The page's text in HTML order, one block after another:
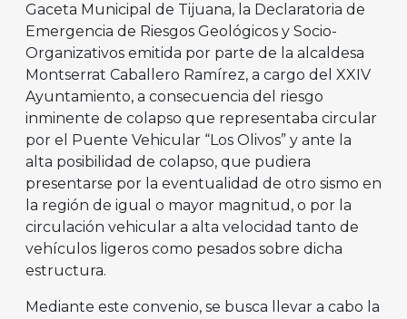
Gaceta Municipal de Tijuana, la Declaratoria de
Emergencia de Riesgos Geológicos y Socio-
Organizativos emitida por parte de la alcaldesa
Montserrat Caballero Ramírez, a cargo del XXIV
Ayuntamiento, a consecuencia del riesgo
inminente de colapso que representaba circular
por el Puente Vehicular “Los Olivos” y ante la
alta posibilidad de colapso, que pudiera
presentarse por la eventualidad de otro sismo en
la región de igual o mayor magnitud, o por la
circulación vehicular a alta velocidad tanto de
vehículos ligeros como pesados sobre dicha
estructura.
Mediante este convenio, se busca llevar a cabo la